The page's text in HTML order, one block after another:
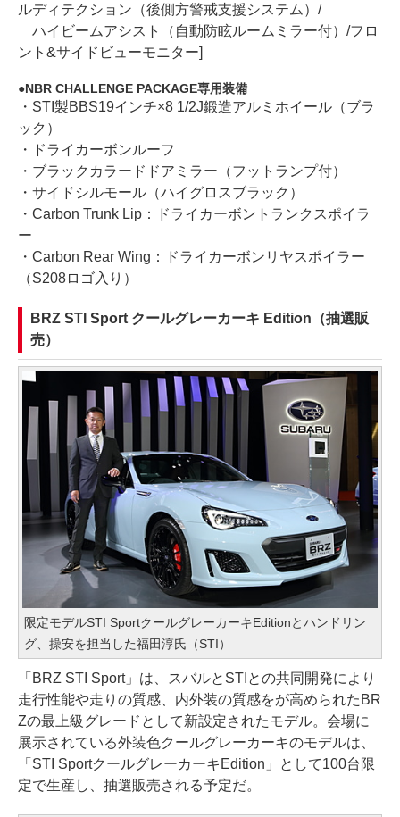
ルディテクション（後側方警戒支援システム）/
ハイビームアシスト（自動防眩ルームミラー付）/フロ
ント&サイドビューモニター]
NBR CHALLENGE PACKAGE専用装備
・STI製BBS19インチ×8 1/2J鍛造アルミホイール（ブラ
ック）
・ドライカーボンルーフ
・ブラックカラードドアミラー（フットランプ付）
・サイドシルモール（ハイグロスブラック）
・Carbon Trunk Lip：ドライカーボントランクスポイラ
ー
・Carbon Rear Wing：ドライカーボンリヤスポイラー
（S208ロゴ入り）
BRZ STI Sport クールグレーカーキ Edition（抽選販
売）
限定モデルSTI SportクールグレーカーキEditionとハンドリン
グ、操安を担当した福田淳氏（STI）
「BRZ STI Sport」は、スバルとSTIとの共同開発により
走行性能や走りの質感、内外装の質感をが高められたBR
Zの最上級グレードとして新設定されたモデル。会場に
展示されている外装色クールグレーカーキのモデルは、
「STI SportクールグレーカーキEdition」として100台限
定で生産し、抽選販売される予定だ。